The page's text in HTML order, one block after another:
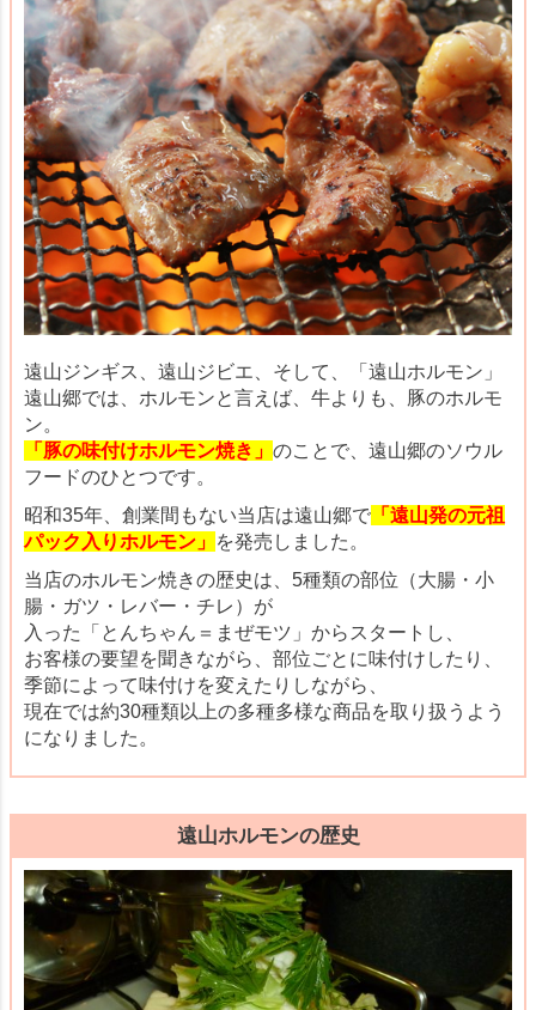
遠山ジンギス、遠山ジビエ、そして、「遠山ホルモン」
遠山郷では、ホルモンと言えば、牛よりも、豚のホルモ
ン。
「豚の味付けホルモン焼き」 のことで、遠山郷のソウル
フードのひとつです。
昭和35年、創業間もない当店は遠山郷で 「遠山発の元祖
パック入りホルモン」 を発売しました。
当店のホルモン焼きの歴史は、5種類の部位（大腸・小
腸・ガツ・レバー・チレ）が
入った「とんちゃん＝まぜモツ」からスタートし、
お客様の要望を聞きながら、部位ごとに味付けしたり、
季節によって味付けを変えたりしながら、
現在では約30種類以上の多種多様な商品を取り扱うよう
になりました。
遠山ホルモンの歴史